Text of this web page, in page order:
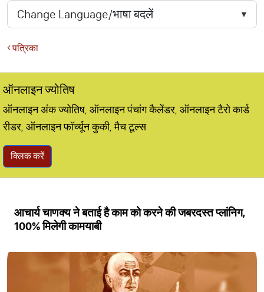
पत्रिका
ऑनलाइन ज्योतिष
ऑनलाइन अंक ज्योतिष, ऑनलाइन पंचांग कैलेंडर, ऑनलाइन टैरो कार्ड
रीडर, ऑनलाइन फॉर्च्यून कुकी, मैच टूल्स
क्लिक करें
आचार्य चाणक्य ने बताई है काम को करने की जबरदस्त प्लांनिग,
100% मिलेगी कामयाबी